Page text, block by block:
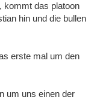
kommt das platoon
hin und die bullen
erste mal um den
um uns einen der